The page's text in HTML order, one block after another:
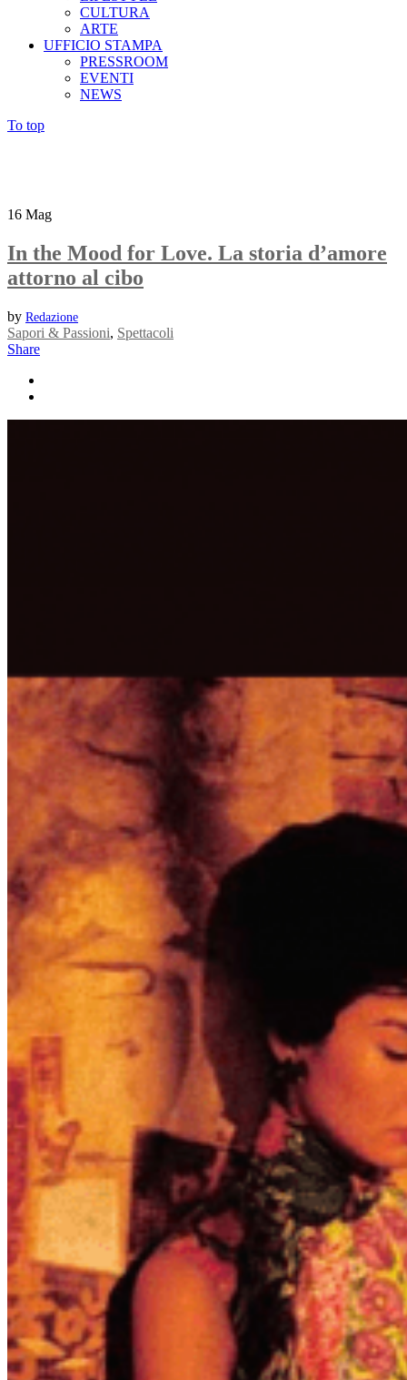
CULTURA
ARTE
UFFICIO STAMPA
PRESSROOM
EVENTI
NEWS
To top
16 Mag
In the Mood for Love. La storia d’amore
attorno al cibo
by Redazione
Sapori & Passioni, Spettacoli
Share